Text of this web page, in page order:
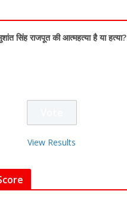
सिंह राजपूत की आत्महत्या है या हत्या?
View Results